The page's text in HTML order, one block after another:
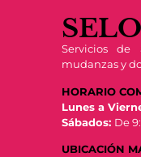
Servicios de
mudanzas y
HORARIO
Lunes a
Sábados: De
UBICACIÓN